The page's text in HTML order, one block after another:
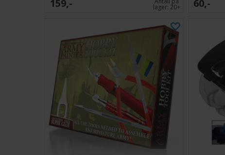
159,- lager:20+ 60,-